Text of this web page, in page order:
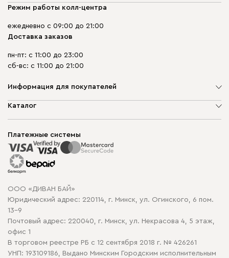
Режим работы колл-центра
ежедневно с 09:00 до 21:00
Доставка заказов
пн-пт: с 11:00 до 23:00
сб-вс: с 11:00 до 21:00
Информация для покупателей
О компании
Способы оплаты
Рассрочка и кредит
Гарантия
Карта сайта
Политика конфиденциальности
Политика в отношении обработки cookie
Каталог
Корпусная мебель
Распродажа мебели
Платежные системы
ООО «ДИВАН БАЙ»
Юридический адрес: 220114, г. Минск, ул. Огинского, 6 пом.
13-9
Почтовый адрес: 220040, г. Минск, ул. Некрасова 4, 5 этаж,
офис 1
В торговом реестре РБ с 12 сентября 2018 г. № 426261
УНП: 193109186, Выдано Минским Городским исполнительным